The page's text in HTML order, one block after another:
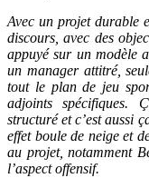
Avec un projet durable
discours, avec des
appuyé sur un modèle
un manager attitré,
tout le plan de jeu
adjoints spécifiques.
structuré et c’est aussi
effet boule de neige et
au projet, notamment
l’aspect offensif.